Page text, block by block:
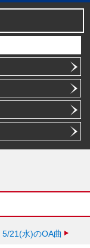
5/21(水)のOA曲